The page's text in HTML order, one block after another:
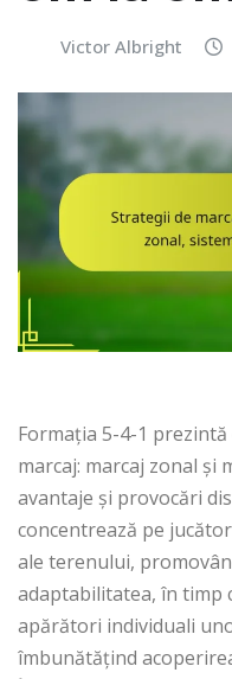
Victor Albright
Formația 5-4-1
marcaj: marcaj zonal și
avantaje și provocări
concentrează pe
ale terenului,
adaptabilitatea, în timp
apărători individuali
îmbunătățind